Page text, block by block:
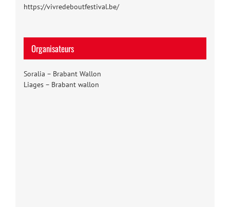
https://vivredeboutfestival.be/
Organisateurs
Soralia – Brabant Wallon
Liages – Brabant wallon